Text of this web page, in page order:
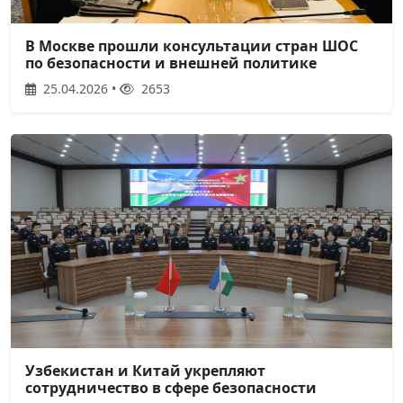
В Москве прошли консультации стран ШОС
по безопасности и внешней политике
25.04.2026 • 2653
Узбекистан и Китай укрепляют
сотрудничество в сфере безопасности